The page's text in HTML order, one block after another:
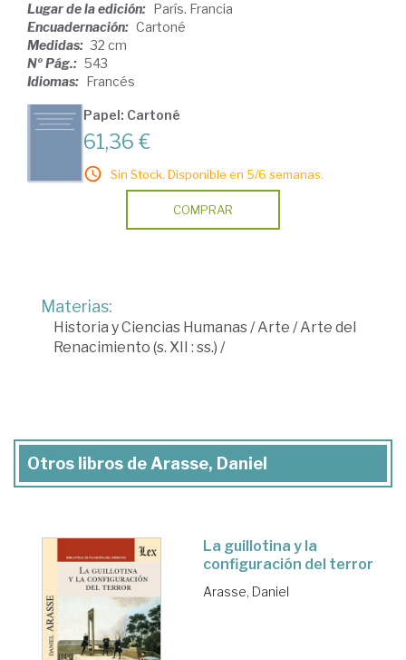
Lugar de la edición: París. Francia
Encuadernación: Cartoné
Medidas: 32 cm
Nº Pág.: 543
Idiomas: Francés
Papel: Cartoné
61,36 €
Sin Stock. Disponible en 5/6 semanas.
COMPRAR
Materias:
Historia y Ciencias Humanas/Arte /Arte del
Renacimiento (s. XII : ss.) /
Otros libros de Arasse, Daniel
La guillotina y la
configuración del terror
Arasse, Daniel